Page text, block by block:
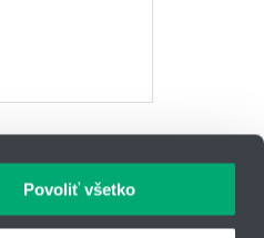
Povoliť všetko